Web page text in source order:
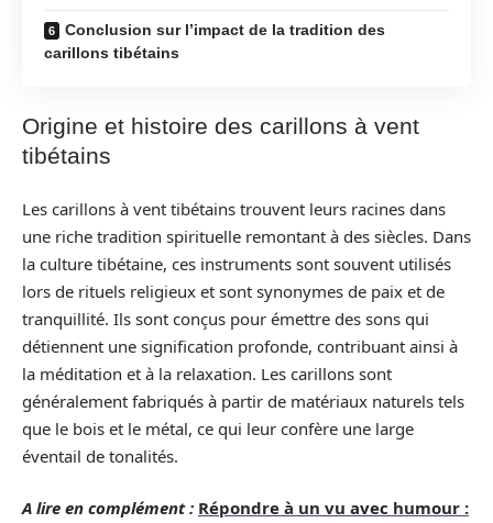
Conclusion sur l’impact de la tradition des
carillons tibétains
Origine et histoire des carillons à vent
tibétains
Les carillons à vent tibétains trouvent leurs racines dans
une riche tradition spirituelle remontant à des siècles. Dans
la culture tibétaine, ces instruments sont souvent utilisés
lors de rituels religieux et sont synonymes de paix et de
tranquillité. Ils sont conçus pour émettre des sons qui
détiennent une signification profonde, contribuant ainsi à
la méditation et à la relaxation. Les carillons sont
généralement fabriqués à partir de matériaux naturels tels
que le bois et le métal, ce qui leur confère une large
éventail de tonalités.
A lire en complément : Répondre à un vu avec humour :